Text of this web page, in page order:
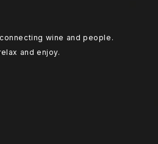
wine and people.
and enjoy.